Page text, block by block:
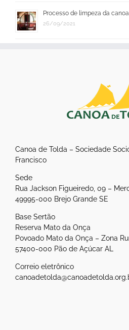
Processo de limpeza da
26/09/2021
Canoa de Tolda – Sociedade
Francisco
Sede
Rua Jackson Figueiredo, 09 –
49995-000 Brejo Grande SE
Base Sertão
Reserva Mato da Onça
Povoado Mato da Onça – Zona
57400-000 Pão de Açúcar AL
Correio eletrônico